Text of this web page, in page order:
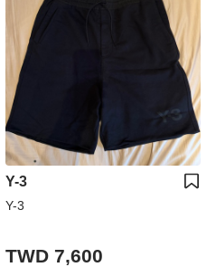
Y-3
Y-3
TWD 7,600